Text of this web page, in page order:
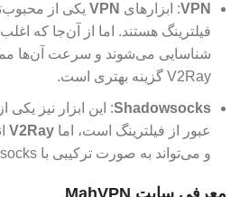
VPN: ابزارهای VPN یکی از
فیلترینگ هستند. اما از آن‌جا که
شناسایی می‌شوند و سرعت آن‌ها
V2Ray گزینه بهتری است.
Shadowsocks: این ابزار نیز
عبور از فیلترینگ است، اما V2Ray
و می‌تواند به صورت ترکیبی با Shadowsocks استفاده شود.
معرفی سایت MahVPN